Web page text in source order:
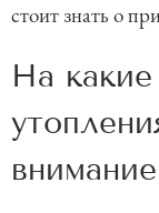
стоит знать о
На